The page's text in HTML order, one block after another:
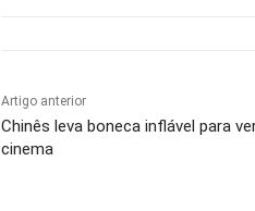
Artigo anterior
Chinês leva boneca inflável para
cinema